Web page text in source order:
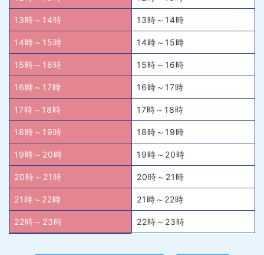
13時～14時 13時～14時
14時～15時 14時～15時
15時～16時 15時～16時
16時～17時 16時～17時
17時～18時 17時～18時
18時～19時 18時～19時
19時～20時 19時～20時
20時～21時 20時～21時
21時～22時 21時～22時
22時～23時 22時～23時